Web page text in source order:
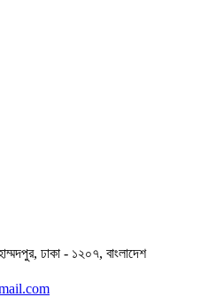
ঢাকা - ১২০৭, বাংলাদেশ